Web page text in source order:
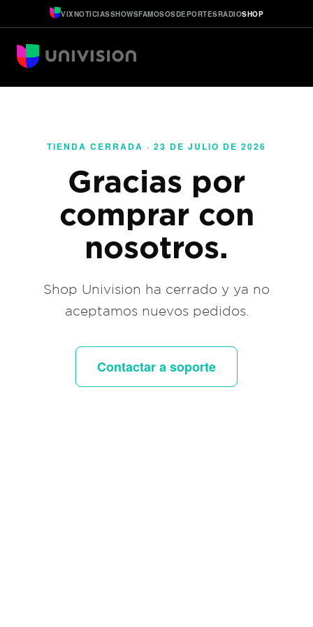
VIXNOTICIASSHOWSFAMOSOSDEPORTESRADIOSHOP
TIENDA CERRADA · 23 DE JULIO DE 2026
Gracias por
comprar con
nosotros.
Shop Univision ha cerrado y ya no
aceptamos nuevos pedidos.
Contactar a soporte